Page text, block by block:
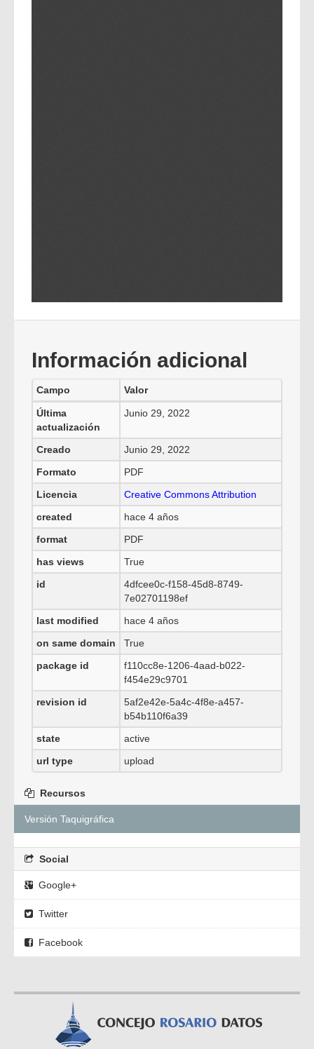
Información adicional
Campo Valor
Última
actualización
Junio 29, 2022
Creado
Junio 29, 2022
Formato
PDF
Licencia
Creative Commons Attribution
created
hace 4 años
format
PDF
has views
True
id
4dfcee0c-f158-45d8-8749-
7e02701198ef
last modified
hace 4 años
on same domain
True
package id
f110cc8e-1206-4aad-b022-
f454e29c9701
revision id
5af2e42e-5a4c-4f8e-a457-
b54b110f6a39
state
active
url type
upload
Recursos
Versión Taquigráfica
Social
Google+
Twitter
Facebook